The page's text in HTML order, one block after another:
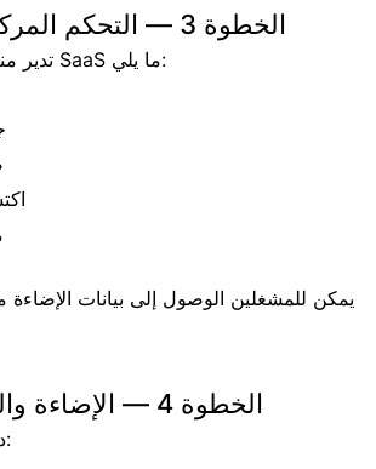
الخطوة 3 — التحكم المركزي في الإضاءة
تدير منصة الإضاءة المركزية SaaS ما يلي:
يمكن للمشغلين الوصول إلى بيانات
الخطوة 4 — الإضاءة والمراقبة التكيفية
دعم الأنظمة المتقدمة: